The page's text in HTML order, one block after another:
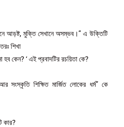
আড়ষ্ট, মুক্তি সেখানে অসম্ভব।” এ উক্তিটি
শিখা
কেন? ‘ এই প্রবাদটির রচয়িতা কে?
সংস্কৃতি শিক্ষিত মার্জিত লোকের ধর্ম” কে
কার?